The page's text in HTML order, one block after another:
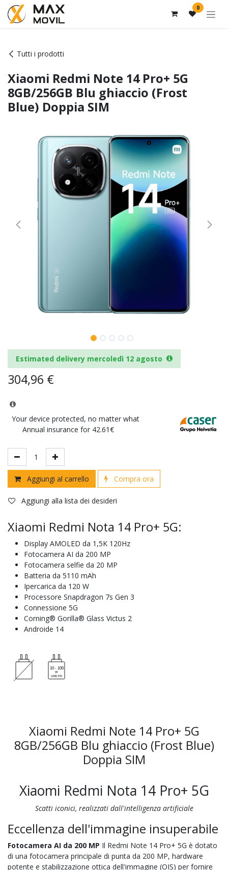
Passa al contenuto 0
Tutti i prodotti
Xiaomi Redmi Note 14 Pro+ 5G
8GB/256GB Blu ghiaccio (Frost
Blue) Doppia SIM
Estimated delivery mercoledì 12 agosto
304,96 €
Your device protected, no matter what
Annual insurance for 42.61€
Aggiungi al carrello Compra ora
Aggiungi alla lista dei desideri
Xiaomi Redmi Nota 14 Pro+ 5G:
Display AMOLED da 1,5K 120Hz
Fotocamera AI da 200 MP
Fotocamera selfie da 20 MP
Batteria da 5110 mAh
Ipercarica da 120 W
Processore Snapdragon 7s Gen 3
Connessione 5G
Corning® Gorilla® Glass Victus 2
Androide 14
Xiaomi Redmi Note 14 Pro+ 5G
8GB/256GB Blu ghiaccio (Frost Blue)
Doppia SIM
Xiaomi Redmi Nota 14 Pro+ 5G
Scatti iconici, realizzati dall'intelligenza artificiale
Eccellenza dell'immagine insuperabile
Fotocamera AI da 200 MP Il Redmi Note 14 Pro+ 5G è dotato
di una fotocamera principale di punta da 200 MP, hardware
potente e stabilizzazione ottica dell'immagine (OIS) per fornire